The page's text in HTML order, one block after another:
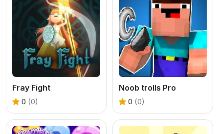
Fray Fight
0 (0)
Noob trolls Pro
0 (0)